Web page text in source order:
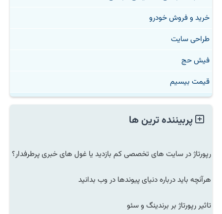
خرید و فروش خودرو
طراحی سایت
فیش حج
قیمت بیسیم
پربیننده ترین ها
رپورتاژ در سایت های تخصصی کم بازدید یا غول های خبری پرطرفدار؟
هرآنچه باید درباره دنیای پیوندها در وب بدانید
تاثیر رپورتاژ بر برندینگ و سئو